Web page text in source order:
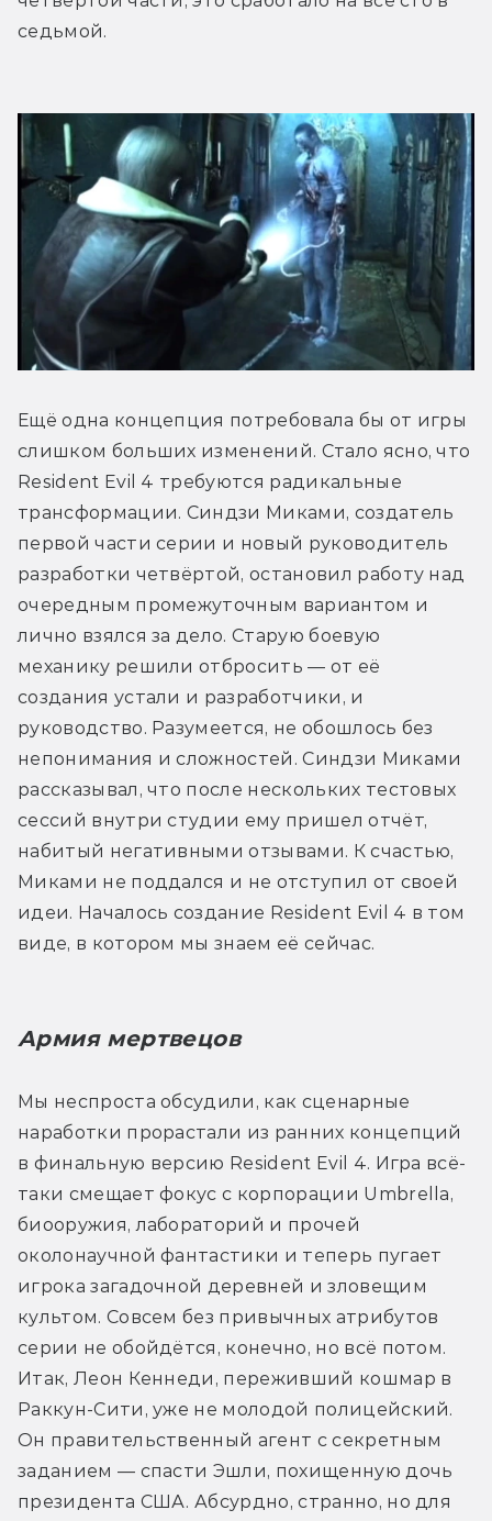
седьмой.
Ещё одна концепция потребовала бы от игры
слишком больших изменений. Стало ясно, что
Resident Evil 4 требуются радикальные
трансформации. Синдзи Миками, создатель
первой части серии и новый руководитель
разработки четвёртой, остановил работу над
очередным промежуточным вариантом и
лично взялся за дело. Старую боевую
механику решили отбросить — от её
создания устали и разработчики, и
руководство. Разумеется, не обошлось без
непонимания и сложностей. Синдзи Миками
рассказывал, что после нескольких тестовых
сессий внутри студии ему пришел отчёт,
набитый негативными отзывами. К счастью,
Миками не поддался и не отступил от своей
идеи. Началось создание Resident Evil 4 в том
виде, в котором мы знаем её сейчас.
Армия мертвецов
Мы неспроста обсудили, как сценарные
наработки прорастали из ранних концепций
в финальную версию Resident Evil 4. Игра всё-
таки смещает фокус с корпорации Umbrella,
биооружия, лабораторий и прочей
околонаучной фантастики и теперь пугает
игрока загадочной деревней и зловещим
культом. Совсем без привычных атрибутов
серии не обойдётся, конечно, но всё потом.
Итак, Леон Кеннеди, переживший кошмар в
Раккун-Сити, уже не молодой полицейский.
Он правительственный агент с секретным
заданием — спасти Эшли, похищенную дочь
президента США. Абсурдно, странно, но для